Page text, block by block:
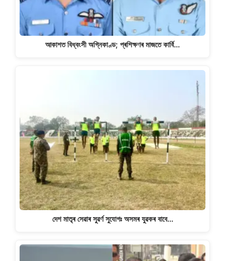
আকাশত বিধ্বংসী অগ্নিকাণ্ড; প্ৰশিক্ষণৰ মাজতে কাৰ্বি…
দেশ মাতৃৰ সেৱাৰ সুৱৰ্ণ সুযোগঃ অসমৰ যুৱকৰ বাবে…